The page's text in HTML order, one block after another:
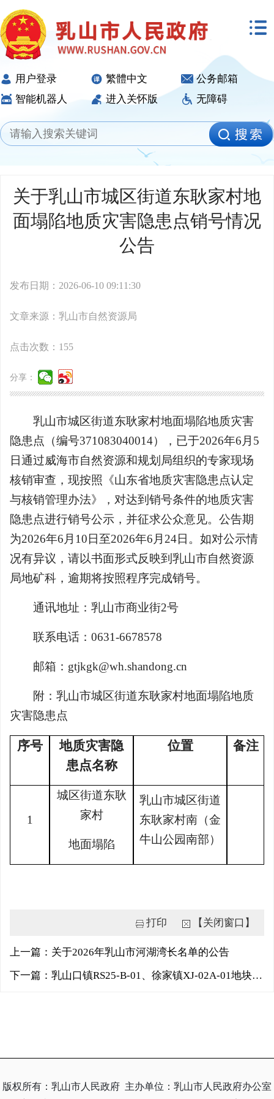
用户登录 繁體中文
公务邮箱
智能机器人
进入关怀版 无障碍
关于乳山市城区街道东耿家村地
面塌陷地质灾害隐患点销号情况
公告
发布日期：2026-06-10 09:11:30
文章来源：乳山市自然资源局
点击次数： 155
分享：
乳山市城区街道东耿家村地面塌陷地质灾害
隐患点（编号371083040014），已于2026年6月5
日通过威海市自然资源和规划局组织的专家现场
核销审查，现按照《山东省地质灾害隐患点认定
与核销管理办法》，对达到销号条件的地质灾害
隐患点进行销号公示，并征求公众意见。公告期
为2026年6月10日至2026年6月24日。如对公示情
况有异议，请以书面形式反映到乳山市自然资源
局地矿科，逾期将按照程序完成销号。
通讯地址：乳山市商业街2号
联系电话：0631-6678578
邮箱：gtjkgk@wh.shandong.cn
附：乳山市城区街道东耿家村地面塌陷地质
灾害隐患点
序号 地质灾害隐
患点名称
位置 备注
1
城区街道东耿
家村
地面塌陷
乳山市城区街道
东耿家村南（金
牛山公园南部）
打印 【关闭窗口】
上一篇：关于2026年乳山市河湖湾长名单的公告
下一篇：乳山口镇RS25-B-01、徐家镇XJ-02A-01地块控制性详细规划公示稿
版权所有：乳山市人民政府 主办单位：乳山市人民政府办公室